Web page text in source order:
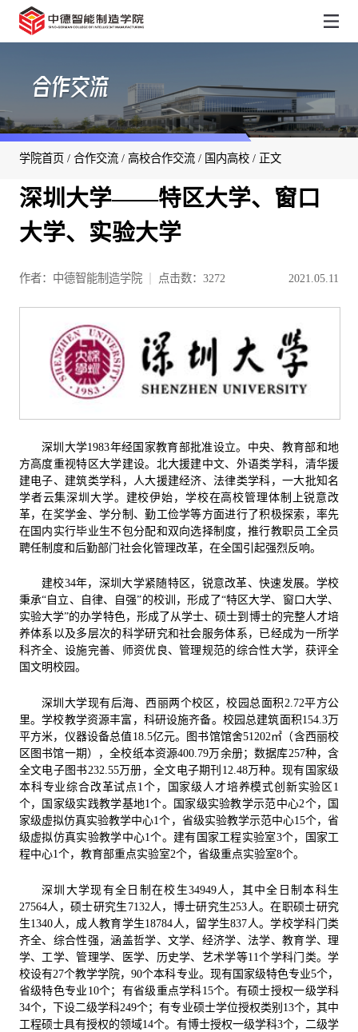
合作交流
学院首页 / 合作交流/ 高校合作交流/ 国内高校/ 正文
深圳大学——特区大学、窗口
大学、实验大学
作者：中德智能制造学院 点击数：3272 2021.05.11
深圳大学1983年经国家教育部批准设立。中央、教育部和地
方高度重视特区大学建设。北大援建中文、外语类学科，清华援
建电子、建筑类学科，人大援建经济、法律类学科，一大批知名
学者云集深圳大学。建校伊始，学校在高校管理体制上锐意改
革，在奖学金、学分制、勤工俭学等方面进行了积极探索，率先
在国内实行毕业生不包分配和双向选择制度，推行教职员工全员
聘任制度和后勤部门社会化管理改革，在全国引起强烈反响。
建校34年，深圳大学紧随特区，锐意改革、快速发展。学校
秉承“自立、自律、自强”的校训，形成了“特区大学、窗口大学、
实验大学”的办学特色，形成了从学士、硕士到博士的完整人才培
养体系以及多层次的科学研究和社会服务体系，已经成为一所学
科齐全、设施完善、师资优良、管理规范的综合性大学，获评全
国文明校园。
深圳大学现有后海、西丽两个校区，校园总面积2.72平方公
里。学校教学资源丰富，科研设施齐备。校园总建筑面积154.3万
平方米，仪器设备总值 18.5亿元。图书馆馆舍51202㎡（含西丽校
区图书馆一期），全校纸本资源400.79万余册；数据库257种，含
全文电子图书232.55万册，全文电子期刊 12.48万种。现有国家级
本科专业综合改革试点 1个，国家级人才培养模式创新实验区 1
个，国家级实践教学基地1个。国家级实验教学示范中心2个，国
家级虚拟仿真实验教学中心1个，省级实验教学示范中心15个，省
级虚拟仿真实验教学中心1个。建有国家工程实验室3个，国家工
程中心1个，教育部重点实验室2个，省级重点实验室8个。
深圳大学现有全日制在校生34949人，其中全日制本科生
27564人，硕士研究生 7132人，博士研究生253人。在职硕士研究
生1340人，成人教育学生18784人，留学生837人。学校学科门类
齐全、综合性强，涵盖哲学、文学、经济学、法学、教育学、理
学、工学、管理学、医学、历史学、艺术学等11个学科门类。学
校设有27个教学学院，90个本科专业。现有国家级特色专业5个，
省级特色专业 10个；有省级重点学科15个。有硕士授权一级学科
34个，下设二级学科249个；有专业硕士学位授权类别 13个，其中
工程硕士具有授权的领域14个。有博士授权一级学科3个，二级学